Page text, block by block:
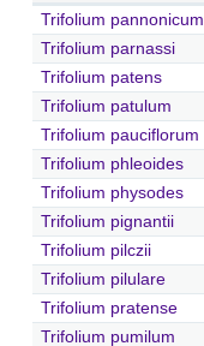
Trifolium pannonicum
Trifolium parnassi
Trifolium patens
Trifolium patulum
Trifolium pauciflorum
Trifolium phleoides
Trifolium physodes
Trifolium pignantii
Trifolium pilczii
Trifolium pilulare
Trifolium pratense
Trifolium pumilum